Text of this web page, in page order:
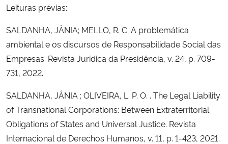
Leituras prévias:
SALDANHA, JÂNIA; MELLO, R. C. A problemática
ambiental e os discursos de Responsabilidade Social das
Empresas. Revista Jurídica da Presidência, v. 24, p. 709-
731, 2022.
SALDANHA, JÂNIA ; OLIVEIRA, L. P. O. . The Legal Liability
of Transnational Corporations: Between Extraterritorial
Obligations of States and Universal Justice. Revista
Internacional de Derechos Humanos, v. 11, p. 1-423, 2021.